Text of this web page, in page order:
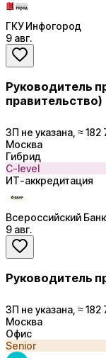
ГКУ Инфогород
9 авг.
Руководитель
правительство)
ЗП не указана, ≈ 182
Москва
Гибрид
C-level
ИТ-аккредитация
Всероссийский
9 авг.
Руководитель
ЗП не указана, ≈ 182
Москва
Офис
Senior